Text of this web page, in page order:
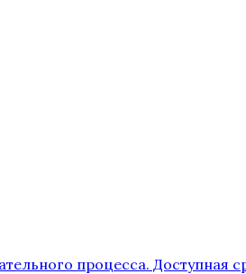
процесса. Доступная